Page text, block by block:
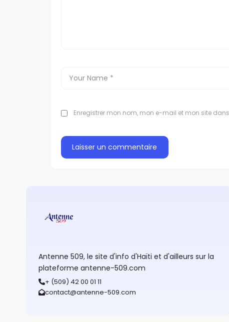
Enregistrer mon nom, mon e-mail et mon site
Antenne 509, le site d'info d'Haïti et d'ailleurs sur la
plateforme antenne-509.com
+ (509) 42 00 01 11
contact@antenne-509.com